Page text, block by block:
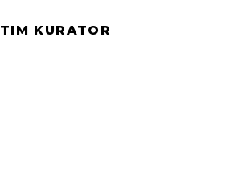
TIM KURATOR